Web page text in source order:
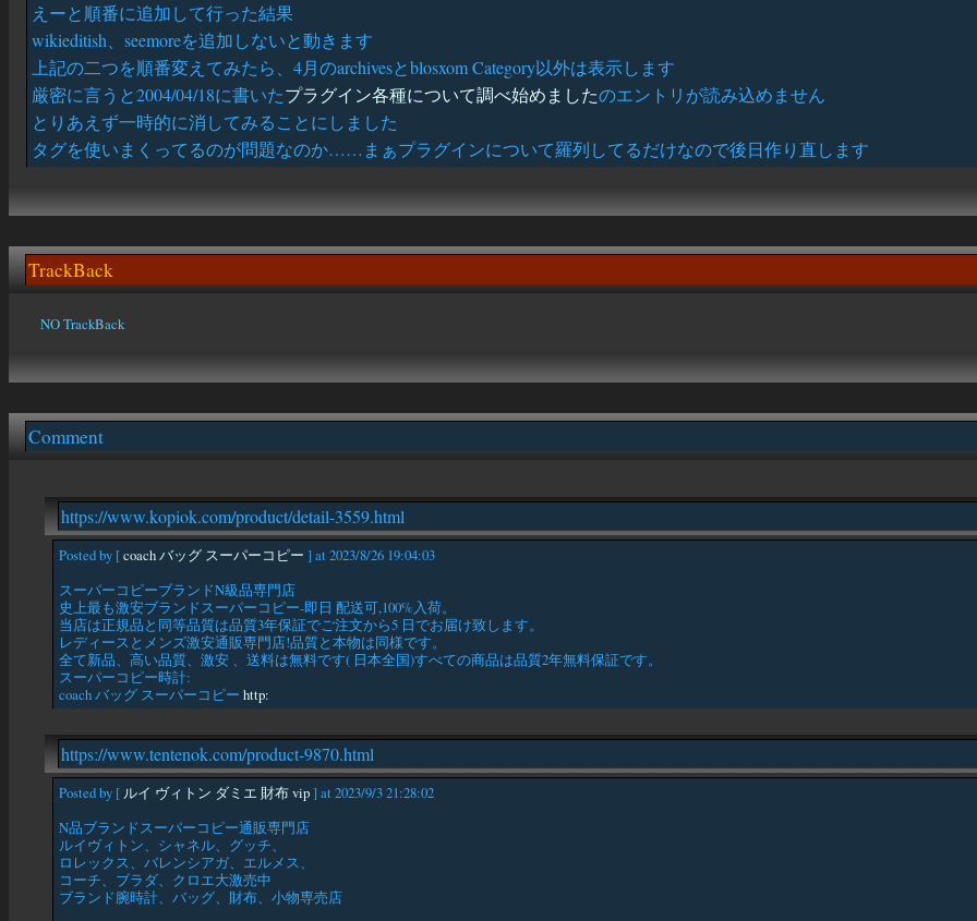
えーと順番に追加して行った結果
wikieditish、seemoreを追加しないと動きます
上記の二つを順番変えてみたら、4月のarchivesとblosxom Category以外は表示します
厳密に言うと2004/04/18に書いたプラグイン各種について調べ始めましたのエントリが読み込めません
とりあえず一時的に消してみることにしました
タグを使いまくってるのが問題なのか……まぁプラグインについて羅列してるだけなので後日作り直します
TrackBack
NO TrackBack
Comment
https://www.kopiok.com/product/detail-3559.html
Posted by [coach バッグ スーパーコピー ] at 2023/8/26 19:04:03
スーパーコピーブランドN級品専門店
史上最も激安ブランドスーパーコピー-即日 配送可,100%入荷。
当店は正規品と同等品質は品質3年保証でご注文から5 日でお届け致します。
レディースとメンズ激安通販専門店!品質と本物は同様です。
全て新品、高い品質、激安 、送料は無料です( 日本全国)すべての商品は品質2年無料保証です。
スーパーコピー時計:
coach バッグ スーパーコピー http:
https://www.tentenok.com/product-9870.html
Posted by [ ルイ ヴィトン ダミエ 財布 vip] at 2023/9/3 21:28:02
N品ブランドスーパーコピー通販専門店
ルイヴィトン、シャネル、グッチ、
ロレックス、バレンシアガ、エルメス、
コーチ、ブラダ、クロエ大激売中
ブランド腕時計、バッグ、財布、小物専売店